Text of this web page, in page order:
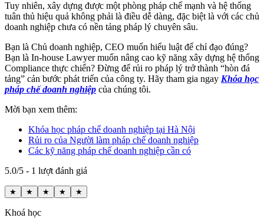
Tuy nhiên, xây dựng được một phòng pháp chế mạnh và hệ thống
tuân thủ hiệu quả không phải là điều dễ dàng, đặc biệt là với các chủ
doanh nghiệp chưa có nền tảng pháp lý chuyên sâu.
Bạn là Chủ doanh nghiệp, CEO muốn hiểu luật để chỉ đạo đúng?
Bạn là In-house Lawyer muốn nâng cao kỹ năng xây dựng hệ thống
Compliance thực chiến? Đừng để rủi ro pháp lý trở thành “hòn đá
tảng” cản bước phát triển của công ty. Hãy tham gia ngay Khóa học
pháp chế doanh nghiệp của chúng tôi.
Mời bạn xem thêm:
Khóa học pháp chế doanh nghiệp tại Hà Nội
Rủi ro của Người làm pháp chế doanh nghiệp
Các kỹ năng pháp chế doanh nghiệp cần có
5.0/5 - 1 lượt đánh giá
★ ★ ★ ★ ★
Khoá học